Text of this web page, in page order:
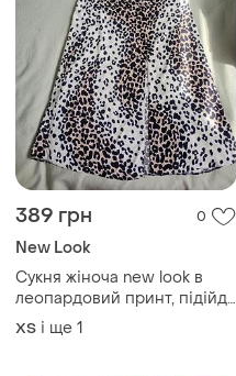
389 грн 0
New Look
Сукня жіноча new look в
леопардовий принт, підійде
на розмір xs/s,у складі
100% віскози
ХS і ще 1